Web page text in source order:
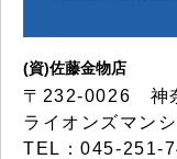
(資)佐藤金物店
〒232-0026 神
ライオンズマン
TEL：045-251-